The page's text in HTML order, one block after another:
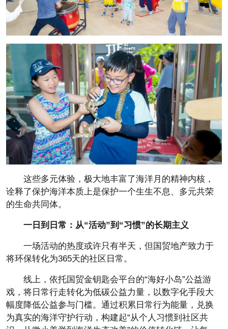
这些多元体验，极大地丰富了海洋月的精神内核，
诠释了保护海洋本质上是保护一个生生不息、多元共荣
的生命共同体。
一日到日常：从“活动”到“习惯”的长期主义
一场活动的热度或许只有半天，但国贸地产致力于
将环保转化为365天的社区日常。
线上，依托国贸金钥匙会平台的“海好小岛”公益游
戏，将日常行走转化为低碳公益力量，以数字化手段大
幅度降低公益参与门槛。通过积累日常行为能量，兑换
为真实的海洋守护行动，构建起“从个人 习惯到社区共